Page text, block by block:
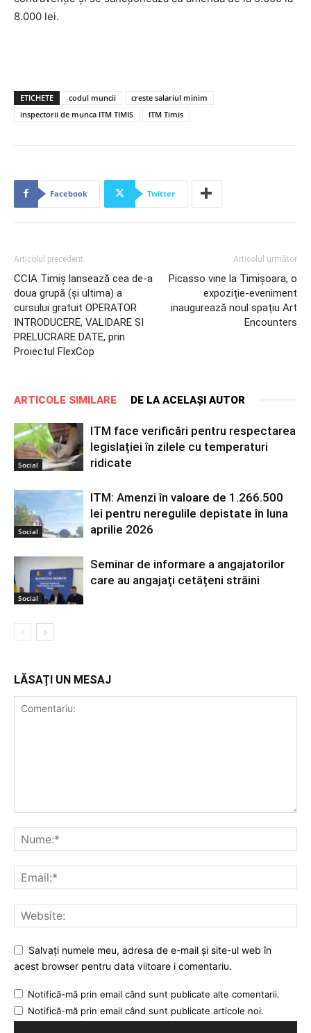
8.000 lei.
ETICHETE codul muncii
creste salariul minim
inspectorii de munca ITM TIMIS
ITM Timis
Facebook Twitter
Articolul precedent
CCIA Timiș lansează cea de-a
doua grupă (și ultima) a
cursului gratuit OPERATOR
INTRODUCERE, VALIDARE SI
PRELUCRARE DATE, prin
Proiectul FlexCop
Articolul următor
Picasso vine la Timișoara, o
expoziție-eveniment
inaugurează noul spațiu Art
Encounters
ARTICOLE SIMILARE DE LA ACELAȘI AUTOR
Social
ITM face verificări pentru respectarea
legislației în zilele cu temperaturi
ridicate
Social
ITM: Amenzi în valoare de 1.266.500
lei pentru neregulile depistate în luna
aprilie 2026
Social
Seminar de informare a angajatorilor
care au angajați cetățeni străini
LĂSAȚI UN MESAJ
Salvați numele meu, adresa de e-mail și site-ul web în
acest browser pentru data viitoare i comentariu.
Notifică-mă prin email când sunt publicate alte comentarii.
Notifică-mă prin email când sunt publicate articole noi.